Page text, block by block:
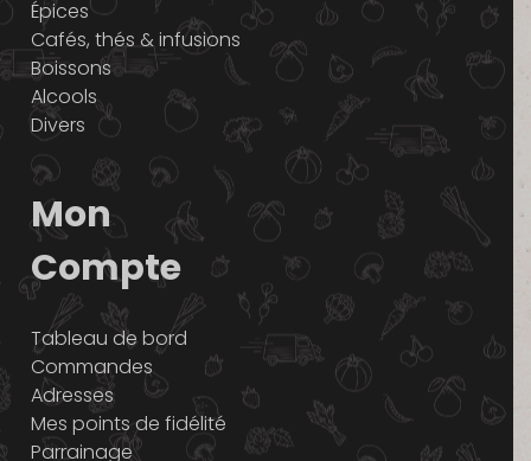
Épices
Cafés, thés & infusions
Boissons
Alcools
Divers
Mon
Compte
Tableau de bord
Commandes
Adresses
Mes points de fidélité
Parrainage